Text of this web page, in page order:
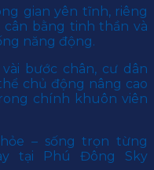
gian yên tĩnh, riêng
bằng tinh thần và
năng động.
bước chân, cư dân
chủ động nâng cao
chính khuôn viên
– sống trọn từng
tại Phú Đông Sky